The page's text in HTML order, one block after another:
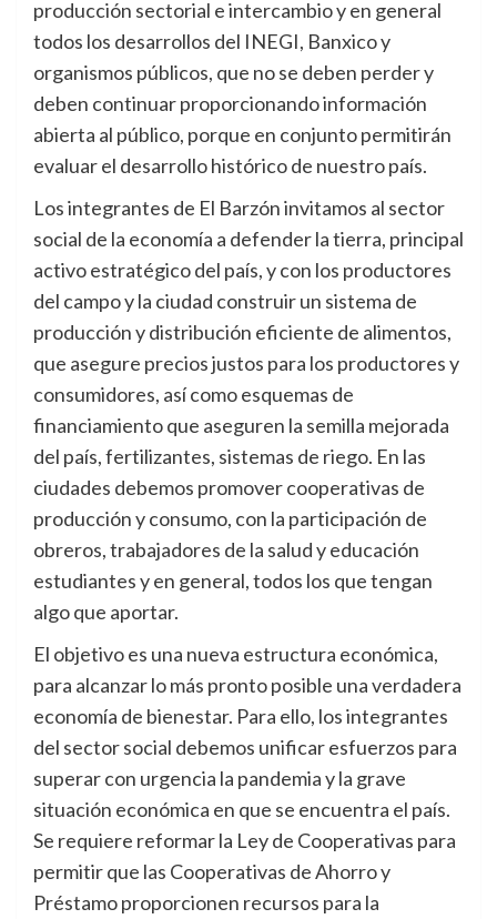
producción sectorial e intercambio y en general
todos los desarrollos del INEGI, Banxico y
organismos públicos, que no se deben perder y
deben continuar proporcionando información
abierta al público, porque en conjunto permitirán
evaluar el desarrollo histórico de nuestro país.
Los integrantes de El Barzón invitamos al sector
social de la economía a defender la tierra, principal
activo estratégico del país, y con los productores
del campo y la ciudad construir un sistema de
producción y distribución eficiente de alimentos,
que asegure precios justos para los productores y
consumidores, así como esquemas de
financiamiento que aseguren la semilla mejorada
del país, fertilizantes, sistemas de riego. En las
ciudades debemos promover cooperativas de
producción y consumo, con la participación de
obreros, trabajadores de la salud y educación
estudiantes y en general, todos los que tengan
algo que aportar.
El objetivo es una nueva estructura económica,
para alcanzar lo más pronto posible una verdadera
economía de bienestar. Para ello, los integrantes
del sector social debemos unificar esfuerzos para
superar con urgencia la pandemia y la grave
situación económica en que se encuentra el país.
Se requiere reformar la Ley de Cooperativas para
permitir que las Cooperativas de Ahorro y
Préstamo proporcionen recursos para la